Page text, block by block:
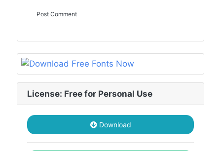
License: Free for Personal Use
Download